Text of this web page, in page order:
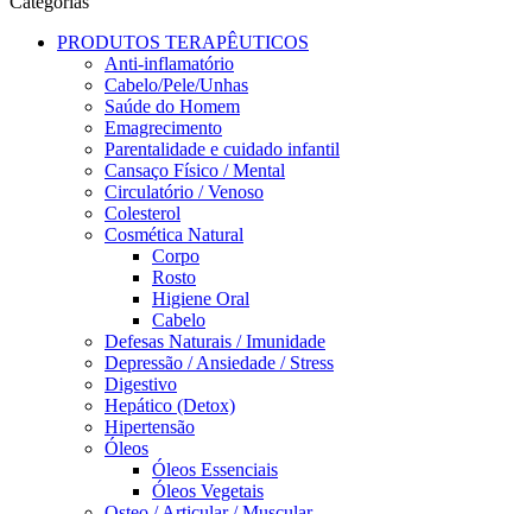
PRODUTOS TERAPÊUTICOS
Anti-inflamatório
Cabelo/Pele/Unhas
Saúde do Homem
Emagrecimento
Parentalidade e cuidado infantil
Cansaço Físico / Mental
Circulatório / Venoso
Colesterol
Cosmética Natural
Corpo
Rosto
Higiene Oral
Cabelo
Defesas Naturais / Imunidade
Depressão / Ansiedade / Stress
Digestivo
Hepático (Detox)
Hipertensão
Óleos
Óleos Essenciais
Óleos Vegetais